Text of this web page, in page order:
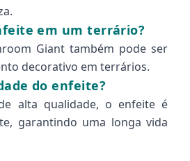
em um terrário?
Giant também pode ser
decorativo em terrários.
do enfeite?
alta qualidade, o enfeite é
garantindo uma longa vida